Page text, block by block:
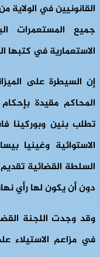
القانونيين في
جميع المستعمرات
الاستعمارية في كتبها
إن السيطرة على
المحاكم مقيدة
تطلب بنين وبوركينا
الاستوائية وغينيا
السلطة القضائية
دون أن يكون لها رأي
وقد وجدت اللجنة
في مزاعم الاستيلاء